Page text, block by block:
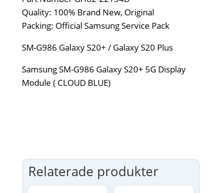
Quality: 100% Brand New, Original
Packing: Official Samsung Service Pack
SM-G986 Galaxy S20+ / Galaxy S20 Plus
Samsung SM-G986 Galaxy S20+ 5G Display
Module ( CLOUD BLUE)
Relaterade produkter